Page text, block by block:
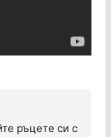
ръцете си с